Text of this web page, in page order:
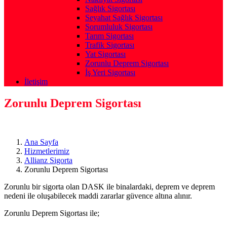
Sağlık Sigortası
Seyahat Sağlık Sigortası
Sorumluluk Sigortası
Tarım Sigortası
Trafik Sigortası
Yat Sigortası
Zorunlu Deprem Sigortası
İş Yeri Sigortası
İletişim
Zorunlu Deprem Sigortası
Ana Sayfa
Hizmetlerimiz
Allianz Sigorta
Zorunlu Deprem Sigortası
Zorunlu bir sigorta olan DASK ile binalardaki, deprem ve deprem
nedeni ile oluşabilecek maddi zararlar güvence altına alınır.
Zorunlu Deprem Sigortası ile;